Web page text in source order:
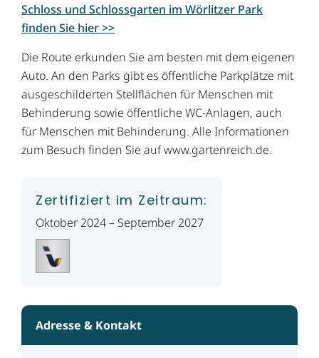
Schloss und Schlossgarten im Wörlitzer Park
finden Sie hier >>
Die Route erkunden Sie am besten mit dem eigenen
Auto. An den Parks gibt es öffentliche Parkplätze mit
ausgeschilderten Stellflächen für Menschen mit
Behinderung sowie öffentliche WC-Anlagen, auch
für Menschen mit Behinderung. Alle Informationen
zum Besuch finden Sie auf www.gartenreich.de.
Zertifiziert im Zeitraum:
Oktober 2024 – September 2027
Adresse & Kontakt